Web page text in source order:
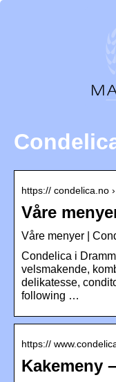
https:// condelica.no
Våre
Våre menyer |
Condelica i
velsmakende,
delikatesse,
following …
https://
Kakemeny